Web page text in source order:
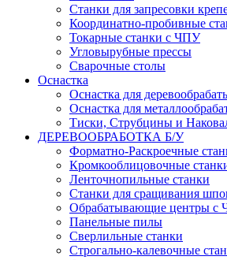
Станки для запресовки
Координатно-пробивные
Токарные станки с ЧПУ
Угловырубные прессы
Сварочные столы
Оснастка
Оснастка для
Оснастка для
Тиски, Струбцины и
ДЕРЕВООБРАБОТКА Б/У
Форматно-Раскроечные
Кромкооблицовочные
Ленточнопильные станки
Станки для сращивания
Обрабатывающие центры с
Панельные пилы
Сверлильные станки
Строгально-калевочные